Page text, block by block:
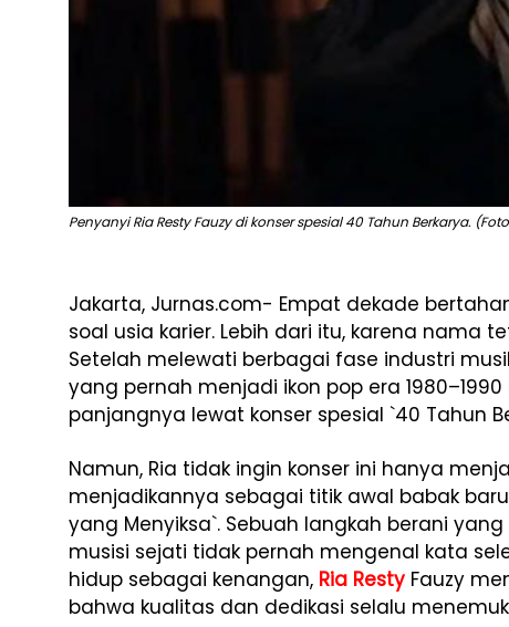
Penyanyi Ria Resty Fauzy di konser spesial 40 Tahun Berkarya.
Jakarta, Jurnas.com- Empat dekade
soal usia karier. Lebih dari itu, karena nama
Setelah melewati berbagai fase industri
yang pernah menjadi ikon pop era
panjangnya lewat konser spesial `40 Tahun
Namun, Ria tidak ingin konser ini hanya
menjadikannya sebagai titik awal babak
yang Menyiksa`. Sebuah langkah berani
musisi sejati tidak pernah mengenal kata
hidup sebagai kenangan, Ria Resty Fauzy
bahwa kualitas dan dedikasi selalu